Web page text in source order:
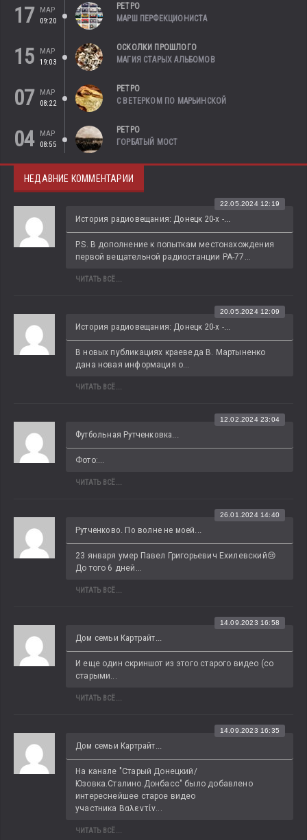
17
МАР
09:20
РЕТРО
МАРШ ПЕРФЕКЦИОНИСТА
15
МАР
19:03
ОСКОЛКИ ПРОШЛОГО
МАГИЯ СТАРЫХ АЛЬБОМОВ
07
МАР
08:22
РЕТРО
С ВЕТЕРКОМ ПО МАРЬИНСКОЙ
04
МАР
08:55
РЕТРО
ГОРБАТЫЙ МОСТ
НЕДАВНИЕ КОММЕНТАРИИ
История радиовещания: Донецк 20-х -...
22.05.2024 12:19
P.S. В дополнение к попыткам местонахождения
первой вещательной радиостанции РА-77...
ЧИТАТЬ ВСЁ...
История радиовещания: Донецк 20-х -...
20.05.2024 12:09
В новых публикациях краеведа В. Мартыненко
дана новая информация о...
ЧИТАТЬ ВСЁ...
Футбольная Рутченковка...
12.02.2024 23:04
Фото:...
ЧИТАТЬ ВСЁ...
Рутченково. По волне не моей...
26.01.2024 14:40
23 января умер Павел Григорьевич Ехилевский😢
До того 6 дней...
ЧИТАТЬ ВСЁ...
Дом семьи Картрайт...
14.09.2023 16:58
И еще один скриншот из этого старого видео (со
старыми...
ЧИТАТЬ ВСЁ...
Дом семьи Картрайт...
14.09.2023 16:35
На канале "Старый Донецкий/
Юзовка.Сталино.Донбасс" было добавлено
интереснейшее старое видео
участника Βαλεντίν...
ЧИТАТЬ ВСЁ...